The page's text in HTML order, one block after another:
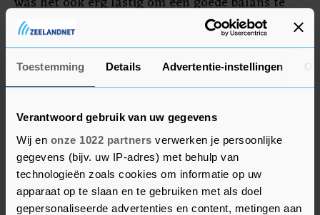
Toestemming Details Advertentie-instellingen
Verantwoord gebruik van uw gegevens
Wij en onze 1022 partners verwerken je persoonlijke
gegevens (bijv. uw IP-adres) met behulp van
technologieën zoals cookies om informatie op uw
apparaat op te slaan en te gebruiken met als doel
gepersonaliseerde advertenties en content, metingen aan
vinden. Als je zo'n moeilijk weekeinde toch
tweede wordt, is dat niet eens zo slecht."
Verstappen was dominant in de eerste tien races
geen overwinning bij en zijn voorsprong in het
kampioenschap is geslonken tot 70 punten. Er
zijn nog negen races te gaan dit seizoen.